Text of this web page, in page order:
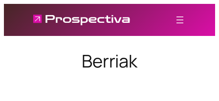
contenido
Berriak